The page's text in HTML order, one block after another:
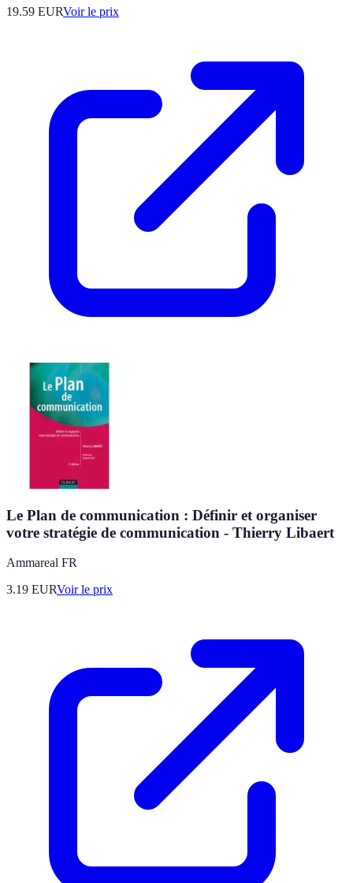
19.59 EURVoir le prix
Le Plan de communication : Définir et organiser
votre stratégie de communication - Thierry Libaert
Ammareal FR
3.19 EURVoir le prix